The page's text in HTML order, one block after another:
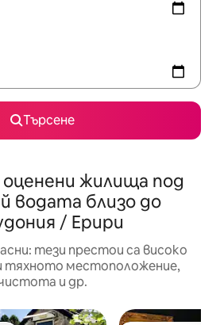
Търсене
жилища под
водата близо до
/ Ерири
тези престои са високо
тяхното местоположение,
и др.